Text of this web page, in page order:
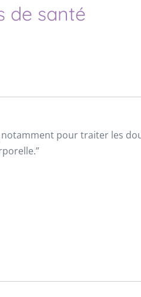
de santé
pour traiter les